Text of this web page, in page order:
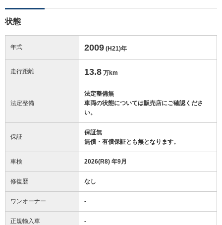
状態
年式 2009 (H21)年
走行距離 13.8 万km
法定整備
法定整備無
車両の状態については販売店にご確認くださ
い。
保証
保証無
無償・有償保証とも無となります。
車検 2026(R8) 年9月
修復歴 なし
ワンオーナー -
正規輸入車 -